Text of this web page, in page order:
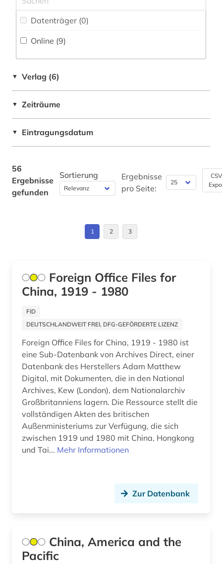
kolonie (1)
literatur (2)
mathematik (1)
menschenrechtsverletzung (1)
migration (1)
mittlerer osten (1)
mündliche überlieferung (1)
national archives london (1)
nationalbibliothek (1)
nationale minderheit (1)
oral history (1)
orientalistik (1)
ostasien (7)
religionswissenschaft (2)
Daenemark (1)
Großbritannien (1)
Jugoslawien (1)
Kroatien (1)
Lettland (1)
Liechtenstein (1)
Litauen (1)
Luxemburg (1)
Makedonien (2)
Mecklenburg-Vorpommern (1)
Mittelamerika (4)
Datenträger (0)
Online (9)
▼ Verlag (6)
▼ Zeiträume
▼ Eintragungsdatum
56
Ergebnisse
gefunden
Sortierung
Ergebnisse
pro Seite:
1 2 3
Foreign Office Files for
China, 1919 - 1980
FID
DEUTSCHLANDWEIT FREI, DFG-GEFÖRDERTE LIZENZ
Foreign Office Files for China, 1919 - 1980 ist
eine Sub-Datenbank von Archives Direct, einer
Datenbank des Herstellers Adam Matthew
Digital, mit Dokumenten, die in den National
Archives, Kew (London), dem Nationalarchiv
Großbritanniens lagern. Die Ressource stellt die
vollständigen Akten des britischen
Außenministeriums zur Verfügung, die sich
zwischen 1919 und 1980 mit China, Hongkong
und Tai... Mehr Informationen
Zur Datenbank
China, America and the
Pacific